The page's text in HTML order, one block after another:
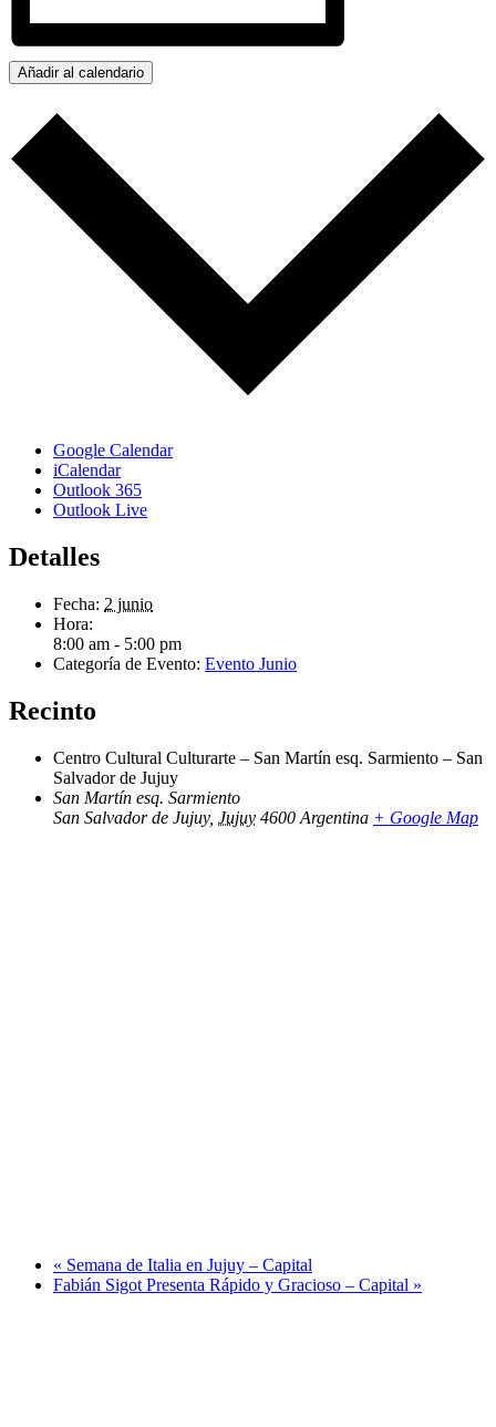
Añadir al calendario
Google Calendar
iCalendar
Outlook 365
Outlook Live
Detalles
Fecha: 2 junio
Hora:
8:00 am - 5:00 pm
Categoría de Evento: Evento Junio
Recinto
Centro Cultural Culturarte – San Martín esq. Sarmiento – San
Salvador de Jujuy
San Martín esq. Sarmiento
San Salvador de Jujuy, Jujuy 4600 Argentina + Google Map
« Semana de Italia en Jujuy – Capital
Fabián Sigot Presenta Rápido y Gracioso – Capital »